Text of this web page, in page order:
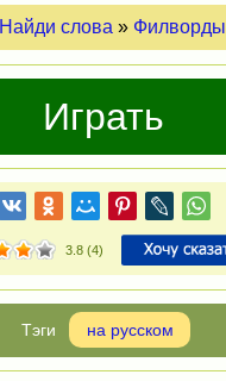
Найди слова » Филворды
Играть
3.8(4)
на русском